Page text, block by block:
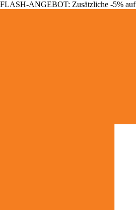
FLASH-ANGEBOT: Zusätzliche -5% auf